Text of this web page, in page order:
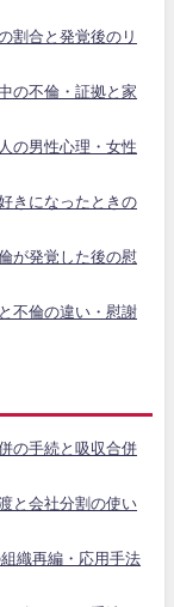
割合と発覚後のリ
の不倫・証拠と家
の男性心理・女性
きになったときの
が発覚した後の慰
不倫の違い・慰謝
の手続と吸収合併
と会社分割の使い
織再編・応用手法